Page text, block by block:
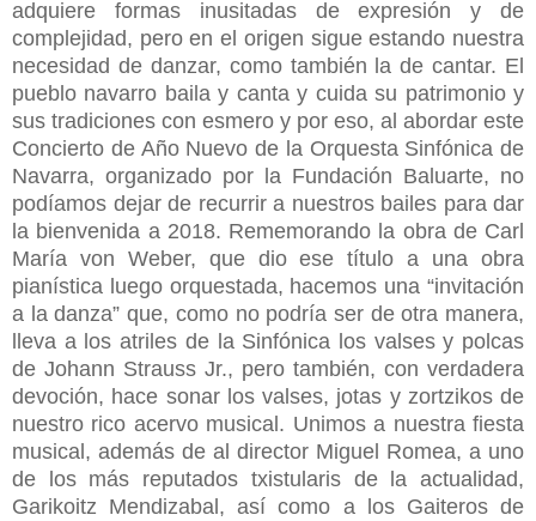
adquiere formas inusitadas de expresión y de
complejidad, pero en el origen sigue estando nuestra
necesidad de danzar, como también la de cantar. El
pueblo navarro baila y canta y cuida su patrimonio y
sus tradiciones con esmero y por eso, al abordar este
Concierto de Año Nuevo de la Orquesta Sinfónica de
Navarra, organizado por la Fundación Baluarte, no
podíamos dejar de recurrir a nuestros bailes para dar
la bienvenida a 2018. Rememorando la obra de Carl
María von Weber, que dio ese título a una obra
pianística luego orquestada, hacemos una “invitación
a la danza” que, como no podría ser de otra manera,
lleva a los atriles de la Sinfónica los valses y polcas
de Johann Strauss Jr., pero también, con verdadera
devoción, hace sonar los valses, jotas y zortzikos de
nuestro rico acervo musical. Unimos a nuestra fiesta
musical, además de al director Miguel Romea, a uno
de los más reputados txistularis de la actualidad,
Garikoitz Mendizabal, así como a los Gaiteros de